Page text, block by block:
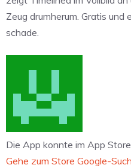
Zeug drumherum. Gratis
schade.
Die App konnte im App
Gehe zum Store Google-